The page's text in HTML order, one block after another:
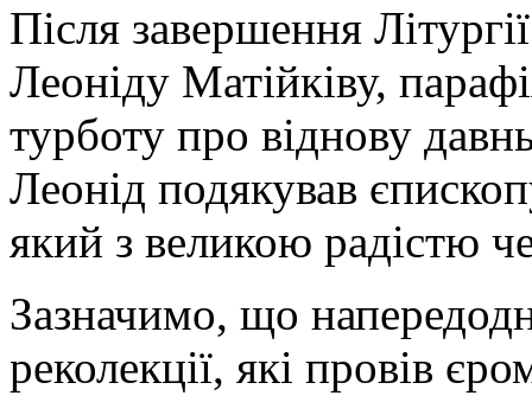
Після завершення
Леоніду Матійківу,
турботу про віднову
Леонід подякував
який з великою радістю
Зазначимо, що
реколекції, які провів